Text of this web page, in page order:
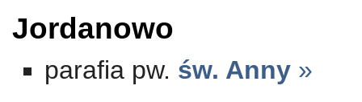
Jordanowo
parafia pw. św. Anny »